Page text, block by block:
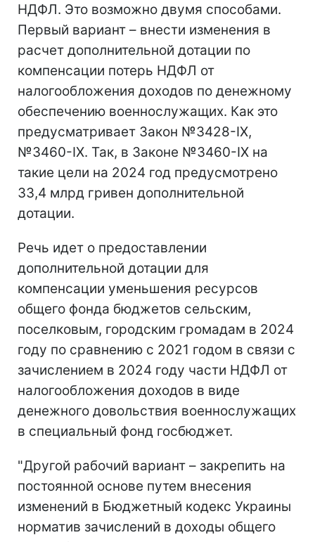
НДФЛ. Это возможно двумя способами.
Первый вариант – внести изменения в
расчет дополнительной дотации по
компенсации потерь НДФЛ от
налогообложения доходов по денежному
обеспечению военнослужащих. Как это
предусматривает Закон №3428-IX,
№3460-IX. Так, в Законе №3460-ІХ на
такие цели на 2024 год предусмотрено
33,4 млрд гривен дополнительной
дотации.
Речь идет о предоставлении
дополнительной дотации для
компенсации уменьшения ресурсов
общего фонда бюджетов сельским,
поселковым, городским громадам в 2024
году по сравнению с 2021 годом в связи с
зачислением в 2024 году части НДФЛ от
налогообложения доходов в виде
денежного довольствия военнослужащих
в специальный фонд госбюджет.
"Другой рабочий вариант – закрепить на
постоянной основе путем внесения
изменений в Бюджетный кодекс Украины
норматив зачислений в доходы общего